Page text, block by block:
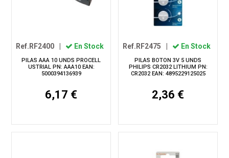
Ref.RF2400 En Stock
PILAS AAA 10 UNDS PROCELL
USTRIAL PN: AAA10 EAN:
5000394136939
6,17 €
Ref.RF2475 En Stock
PILAS BOTON 3V 5 UNDS
PHILIPS CR2032 LITHIUM PN:
CR2032 EAN: 4895229125025
2,36 €